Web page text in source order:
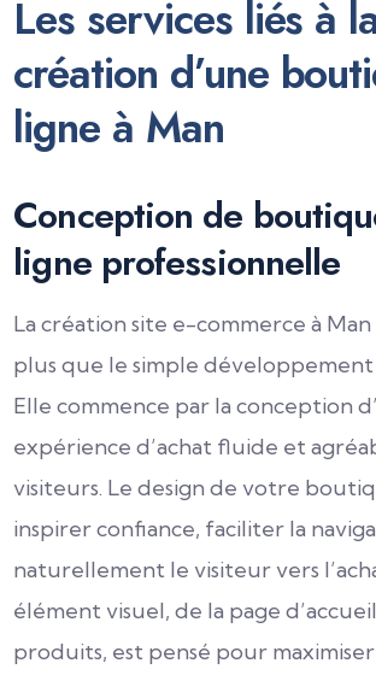
Les services liés à
création d’une
ligne à Man
Conception de
ligne professionnelle
La création site e-commerce à
plus que le simple
Elle commence par la conception
expérience d’achat fluide et
visiteurs. Le design de votre
inspirer confiance, faciliter la
naturellement le visiteur vers
élément visuel, de la page
produits, est pensé pour maximiser